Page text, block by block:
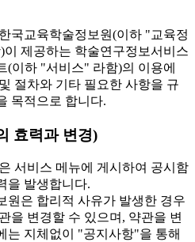
국교육학술정보원(이하 "교육정
이 제공하는 학술연구정보서비스
(이하 "서비스" 라함)의 이용에
절차와 기타 필요한 사항을 규
목적으로 합니다.
효력과 변경)
서비스 메뉴에 게시하여 공시함
을 발생합니다.
은 합리적 사유가 발생한 경우
을 변경할 수 있으며, 약관을 변
는 지체없이 "공지사항"을 통해